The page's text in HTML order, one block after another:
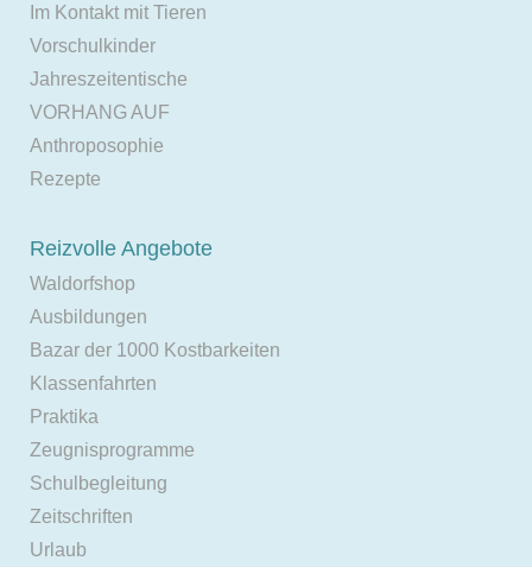
Im Kontakt mit Tieren
Vorschulkinder
Jahreszeitentische
VORHANG AUF
Anthroposophie
Rezepte
Reizvolle Angebote
Waldorfshop
Ausbildungen
Bazar der 1000 Kostbarkeiten
Klassenfahrten
Praktika
Zeugnisprogramme
Schulbegleitung
Zeitschriften
Urlaub